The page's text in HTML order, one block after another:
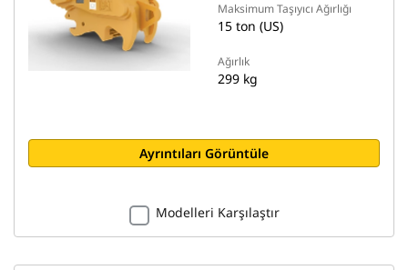
Maksimum Taşıyıcı Ağırlığı
15 ton (US)
Ağırlık
299 kg
Ayrıntıları Görüntüle
Modelleri Karşılaştır